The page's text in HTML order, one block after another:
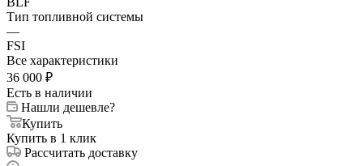
Тип топливной системы
—
FSI
Все характеристики
36 000 ₽
Есть в наличии
Нашли дешевле?
Купить
Купить в 1 клик
Рассчитать доставку